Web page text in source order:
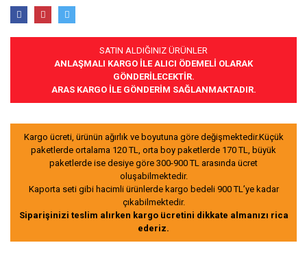
SATIN ALDIĞINIZ ÜRÜNLER
ANLAŞMALI KARGO İLE ALICI ÖDEMELİ OLARAK
GÖNDERİLECEKTİR.
ARAS KARGO İLE GÖNDERİM SAĞLANMAKTADIR.
Kargo ücreti, ürünün ağırlık ve boyutuna göre değişmektedir.Küçük
paketlerde ortalama 120 TL, orta boy paketlerde 170 TL, büyük
paketlerde ise desiye göre 300-900 TL arasında ücret
oluşabilmektedir.
Kaporta seti gibi hacimli ürünlerde kargo bedeli 900 TL’ye kadar
çıkabilmektedir.
Siparişinizi teslim alırken kargo ücretini dikkate almanızı rica
ederiz.